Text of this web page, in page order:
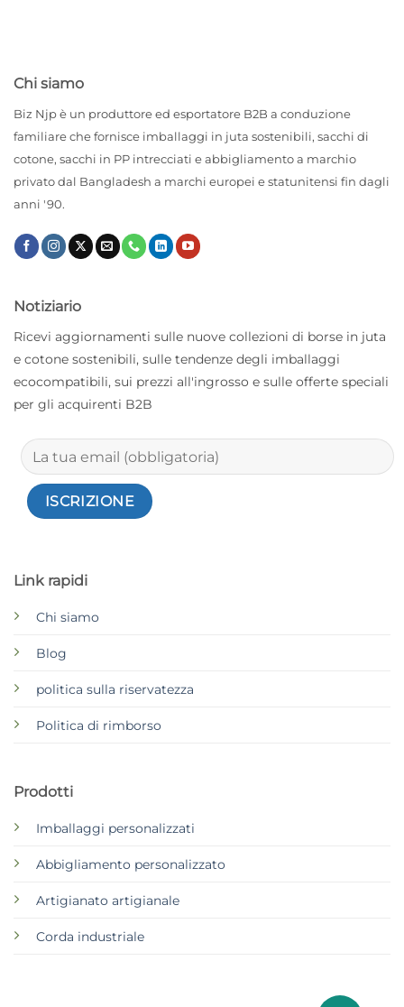
Chi siamo
Biz Njp è un produttore ed esportatore B2B a conduzione
familiare che fornisce imballaggi in juta sostenibili, sacchi di
cotone, sacchi in PP intrecciati e abbigliamento a marchio
privato dal Bangladesh a marchi europei e statunitensi fin dagli
anni '90.
Link rapidi
Chi siamo
Blog
politica sulla riservatezza
Politica di rimborso
Prodotti
Imballaggi personalizzati
Abbigliamento personalizzato
Artigianato artigianale
Corda industriale
Notiziario
Ricevi aggiornamenti sulle nuove collezioni di borse in juta
e cotone sostenibili, sulle tendenze degli imballaggi
ecocompatibili, sui prezzi all'ingrosso e sulle offerte speciali
per gli acquirenti B2B